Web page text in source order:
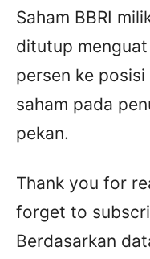
Saham BBRI
ditutup
persen ke
saham pada
pekan.
Thank you for
forget to
Berdasarkan